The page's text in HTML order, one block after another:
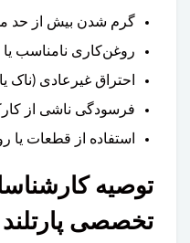
گرم شدن بیش از حد
روغن‌کاری نامناسب یا
احتراق غیرعادی (ناک
فرسودگی ناشی از
استفاده از قطعات یا
توصیه
تخصصی پارتلند